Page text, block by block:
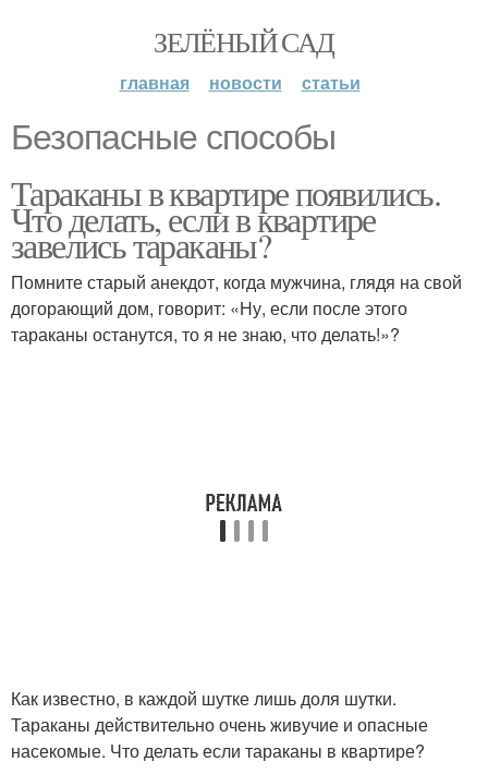
ЗЕЛЁНЫЙ САД
главная новости статьи
Безопасные способы
Тараканы в квартире появились.
Что делать, если в квартире
завелись тараканы?
Помните старый анекдот, когда мужчина, глядя на свой
догорающий дом, говорит: «Ну, если после этого
тараканы останутся, то я не знаю, что делать!»?
Как известно, в каждой шутке лишь доля шутки.
Тараканы действительно очень живучие и опасные
насекомые. Что делать если тараканы в квартире?